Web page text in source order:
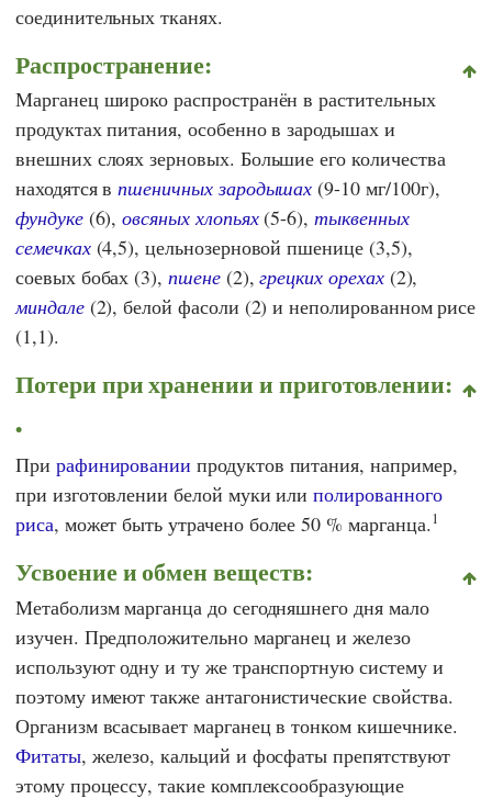
соединительных тканях.
Распространение:
Марганец широко распространён в растительных
продуктах питания, особенно в зародышах и
внешних слоях зерновых. Большие его количества
находятся впшеничных зародышах (9-10 мг/100г),
фундуке(6),овсяных хлопьях(5-6),тыквенных
семечках(4,5), цельнозерновой пшенице (3,5),
соевых бобах (3),пшене(2),грецких орехах(2),
миндале(2), белой фасоли (2) и неполированном рисе
(1,1).
Потери при хранении и приготовлении:
При рафинировании продуктов питания, например,
при изготовлении белой муки илиполированного
риса, может быть утрачено более 50 % марганца.1
Усвоение и обмен веществ:
Метаболизм марганца до сегодняшнего дня мало
изучен. Предположительно марганец и железо
используют одну и ту же транспортную систему и
поэтому имеют также антагонистические свойства.
Организм всасывает марганец в тонком кишечнике.
Фитаты, железо, кальций и фосфаты препятствуют
этому процессу, такие комплексообразующие